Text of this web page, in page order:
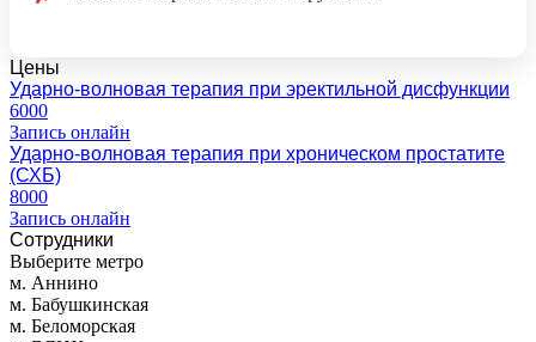
Цены
Ударно-волновая терапия при эректильной дисфункции
6000
Запись онлайн
Ударно-волновая терапия при хроническом простатите
(СХБ)
8000
Запись онлайн
Сотрудники
Выберите метро
м. Аннино
м. Бабушкинская
м. Беломорская